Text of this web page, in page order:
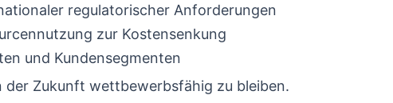
regulatorischer Anforderungen
zur Kostensenkung
und Kundensegmenten
der Zukunft wettbewerbsfähig zu bleiben.